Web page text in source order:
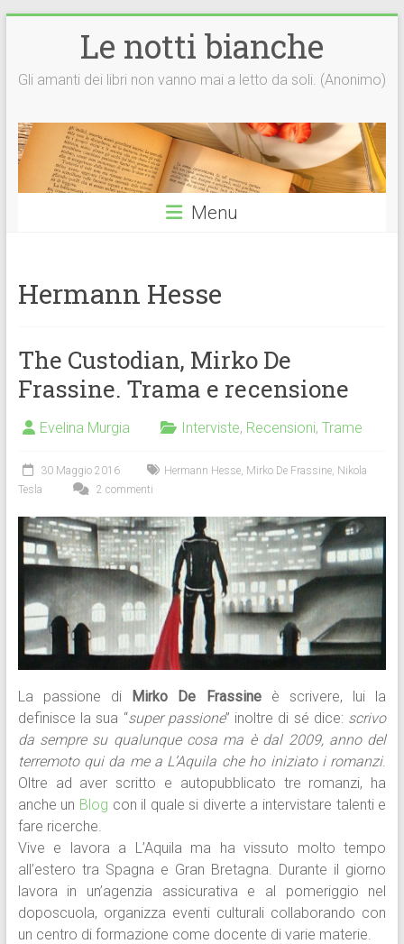
Le notti bianche
Gli amanti dei libri non vanno mai a letto da soli. (Anonimo)
Menu
Hermann Hesse
The Custodian, Mirko De
Frassine. Trama e recensione
Evelina Murgia Interviste, Recensioni, Trame
30 Maggio 2016 Hermann Hesse, Mirko De Frassine, Nikola
Tesla
2 commenti
La passione di Mirko De Frassineè scrivere, lui la
definisce la sua “super passione” inoltre di sé dice: scrivo
da sempre su qualunque cosa ma è dal 2009, anno del
terremoto qui da me a L’Aquila che ho iniziato i romanzi.
Oltre ad aver scritto e autopubblicato tre romanzi, ha
anche un Blog con il quale si diverte a intervistare talenti e
fare ricerche.
Vive e lavora a L’Aquila ma ha vissuto molto tempo
all’estero tra Spagna e Gran Bretagna. Durante il giorno
lavora in un’agenzia assicurativa e al pomeriggio nel
doposcuola, organizza eventi culturali collaborando con
un centro di formazione come docente di varie materie.